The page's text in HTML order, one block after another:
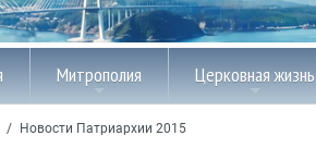
Митрополия Церковная жизнь
/ Новости Патриархии 2015